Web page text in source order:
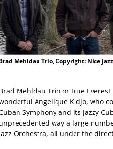
Brad Mehldau Trio, Copyright: Nice
Brad Mehldau Trio or true
Angelique Kidjo, who
Symphony and its jazzy
unprecedented way a large
Jazz Orchestra, all under the